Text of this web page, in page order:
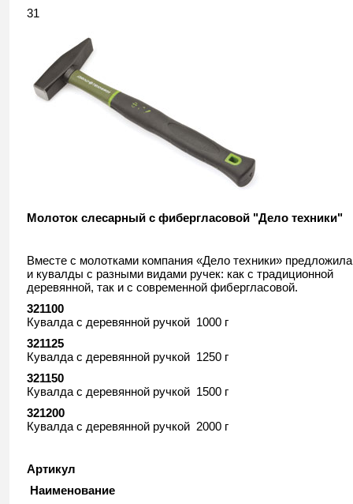
31
Молоток слесарный с фибергласовой "Дело техники"
Вместе с молотками компания «Дело техники» предложила
и кувалды с разными видами ручек: как с традиционной
деревянной, так и с современной фибергласовой.
321100
Кувалда с деревянной ручкой 1000 г
321125
Кувалда с деревянной ручкой 1250 г
321150
Кувалда с деревянной ручкой 1500 г
321200
Кувалда с деревянной ручкой 2000 г
Артикул
Наименование